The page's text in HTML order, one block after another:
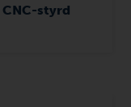
styrd